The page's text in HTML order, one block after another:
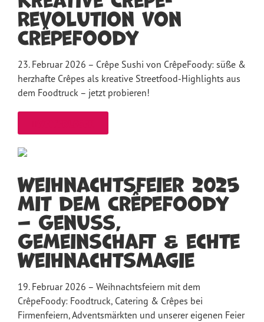
Revolution von
CrêpeFoody
23. Februar 2026 – Crêpe Sushi von CrêpeFoody: süße &
herzhafte Crêpes als kreative Streetfood-Highlights aus
dem Foodtruck – jetzt probieren!
Weihnachtsfeier 2025
mit dem CrêpeFoody
– Genuss,
Gemeinschaft & echte
Weihnachtsmagie
19. Februar 2026 – Weihnachtsfeiern mit dem
CrêpeFoody: Foodtruck, Catering & Crêpes bei
Firmenfeiern, Adventsmärkten und unserer eigenen Feier